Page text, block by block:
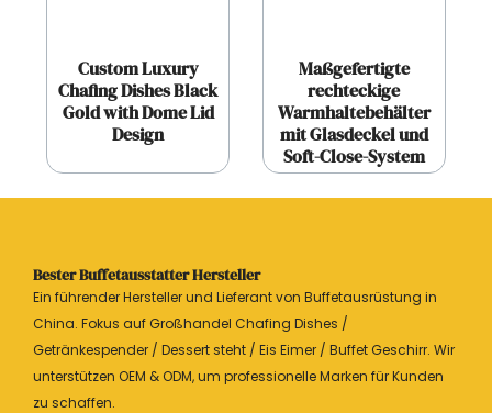
Custom Luxury
Chafing Dishes Black
Gold with Dome Lid
Design
Maßgefertigte
rechteckige
Warmhaltebehälter
mit Glasdeckel und
Soft-Close-System
Bester Buffetausstatter Hersteller
Ein führender Hersteller und Lieferant von Buffetausrüstung in
China. Fokus auf Großhandel Chafing Dishes /
Getränkespender / Dessert steht / Eis Eimer / Buffet Geschirr. Wir
unterstützen OEM & ODM, um professionelle Marken für Kunden
zu schaffen.